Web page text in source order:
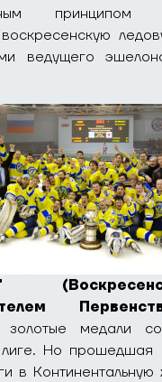
принципом
ведущего
золотые медали
Но прошедшая
в Континентальную